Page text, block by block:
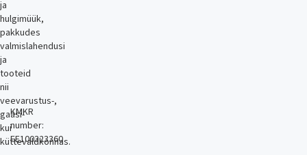
ja
hulgimüük,
pakkudes
valmislahendusi
ja
tooteid
nii
veevarustus-,
gaasi-
kui
küttevaldkonnas.
KMKR
number:
EE100323360